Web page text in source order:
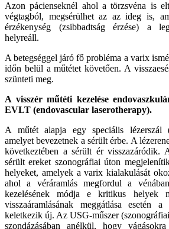
Azon pácienseknél ahol a törzsvéna is
végtagból, megsérülhet az az ideg is,
érzékenység (zsibbadtság érzése) a
helyreáll.
A betegséggel járó fő probléma a varix
időn belül a műtétet követően. A
szünteti meg.
A visszér műtéti kezelése
EVLT (endovascular laserotherapy).
A műtét alapja egy speciális lézerszál
amelyet bevezetnek a sérült érbe. A
következtében a sérült ér visszazáródik.
sérült ereket szonográfiai úton
helyeket, amelyek a varix kialakulását
ahol a véráramlás megfordul a
kezelésének módja e kritikus helyek
visszaáramlásának meggátlása esetén
keletkezik új. Az USG-műszer
szondázásában anélkül, hogy